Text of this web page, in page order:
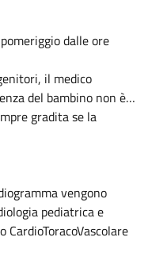
dalle ore
il medico
del bambino non è
gradita se la
vengono
pediatrica e